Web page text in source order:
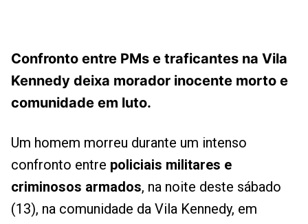
Confronto entre PMs e traficantes na Vila
Kennedy deixa morador inocente morto e
comunidade em luto.
Um homem morreu durante um intenso
confronto entre policiais militares e
criminosos armados, na noite deste sábado
(13), na comunidade da Vila Kennedy, em